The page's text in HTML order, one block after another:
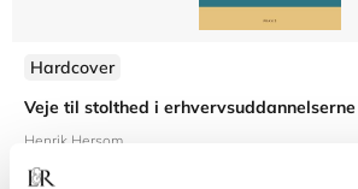
Hardcover
Veje til stolthed i erhvervsuddannelserne
Henrik Hersom